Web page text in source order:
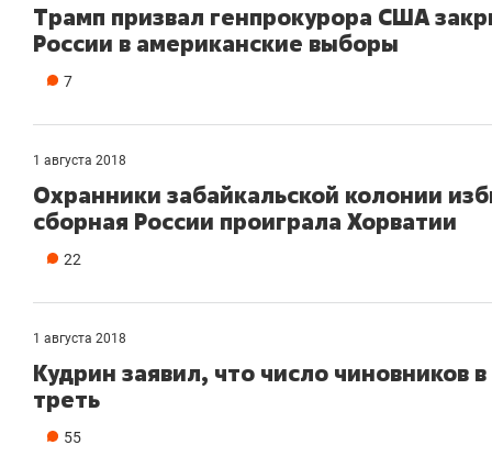
Трамп призвал генпрокурора США
России в американские выборы
7
1 августа 2018
Охранники забайкальской колонии
сборная России проиграла Хорватии
22
1 августа 2018
Кудрин заявил, что число чиновников
треть
55